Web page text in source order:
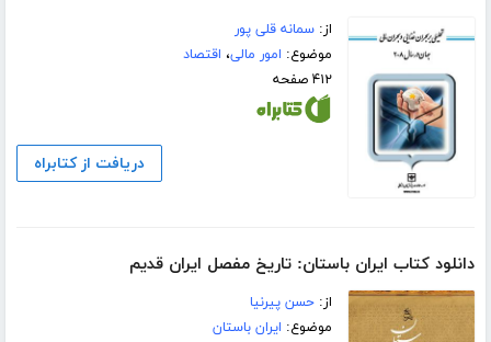
از:سمانه قلی پور
موضوع: امور مالی، اقتصاد
۴۱۲ صفحه
دریافت از کتابراه
دانلود کتاب ایران باستان: تاریخ مفصل ایران قدیم
از:حسن پیرنیا
موضوع: ایران باستان